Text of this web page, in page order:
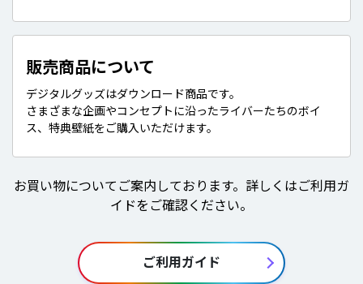
販売商品について
デジタルグッズはダウンロード商品です。
さまざまな企画やコンセプトに沿ったライバーたちのボイ
ス、特典壁紙をご購入いただけます。
お買い物についてご案内しております。詳しくはご利用ガ
イドをご確認ください。
ご利用ガイド